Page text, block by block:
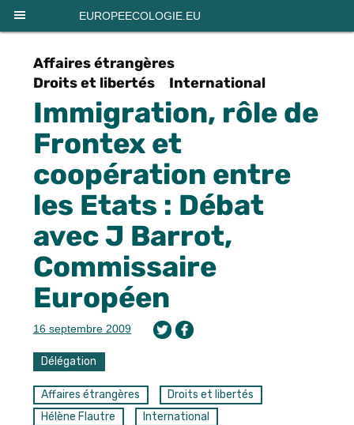
EUROPEECOLOGIE.EU
Affaires étrangères
Droits et libertés
International
Immigration, rôle de
Frontex et
coopération entre
les Etats : Débat
avec J Barrot,
Commissaire
Européen
16 septembre 2009
Délégation
Affaires étrangères
Droits et libertés
Hélène Flautre
International